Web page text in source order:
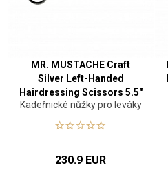
MR. MUSTACHE Craft
Silver Left-Handed
Hairdressing Scissors 5.5"
/ 6.0"
Kadeřnické nůžky pro leváky
230.9 EUR